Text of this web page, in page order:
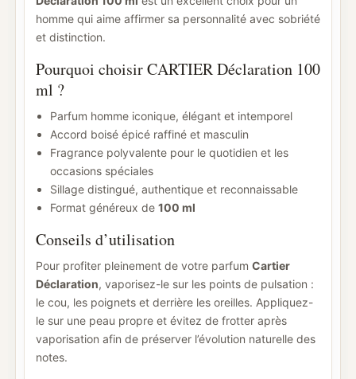
homme qui aime affirmer sa personnalité avec sobriété
et distinction.
Pourquoi choisir CARTIER Déclaration 100
ml ?
Parfum homme iconique, élégant et intemporel
Accord boisé épicé raffiné et masculin
Fragrance polyvalente pour le quotidien et les
occasions spéciales
Sillage distingué, authentique et reconnaissable
Format généreux de 100 ml
Conseils d’utilisation
Pour profiter pleinement de votre parfum Cartier
Déclaration, vaporisez-le sur les points de pulsation :
le cou, les poignets et derrière les oreilles. Appliquez-
le sur une peau propre et évitez de frotter après
vaporisation afin de préserver l’évolution naturelle des
notes.